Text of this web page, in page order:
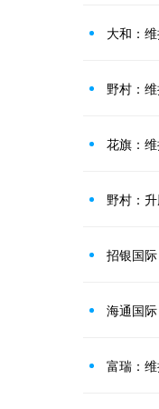
大和：
野村：
花旗：
野村：
招银国
海通国
富瑞：